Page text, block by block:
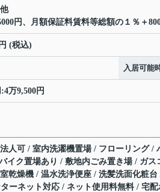
円、月額保証料賃料等総額の１％＋
(税込)
入居可能
万9,500円
人可 / 室内洗濯機置場 / フローリング
イク置場あり / 敷地内ごみ置き場 / ガ
室乾燥機 / 温水洗浄便座 / 洗髪洗面化粧
ーネット対応 / ネット使用料無料 / 宅